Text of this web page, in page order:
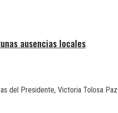
ausencias locales
del Presidente, Victoria Tolosa